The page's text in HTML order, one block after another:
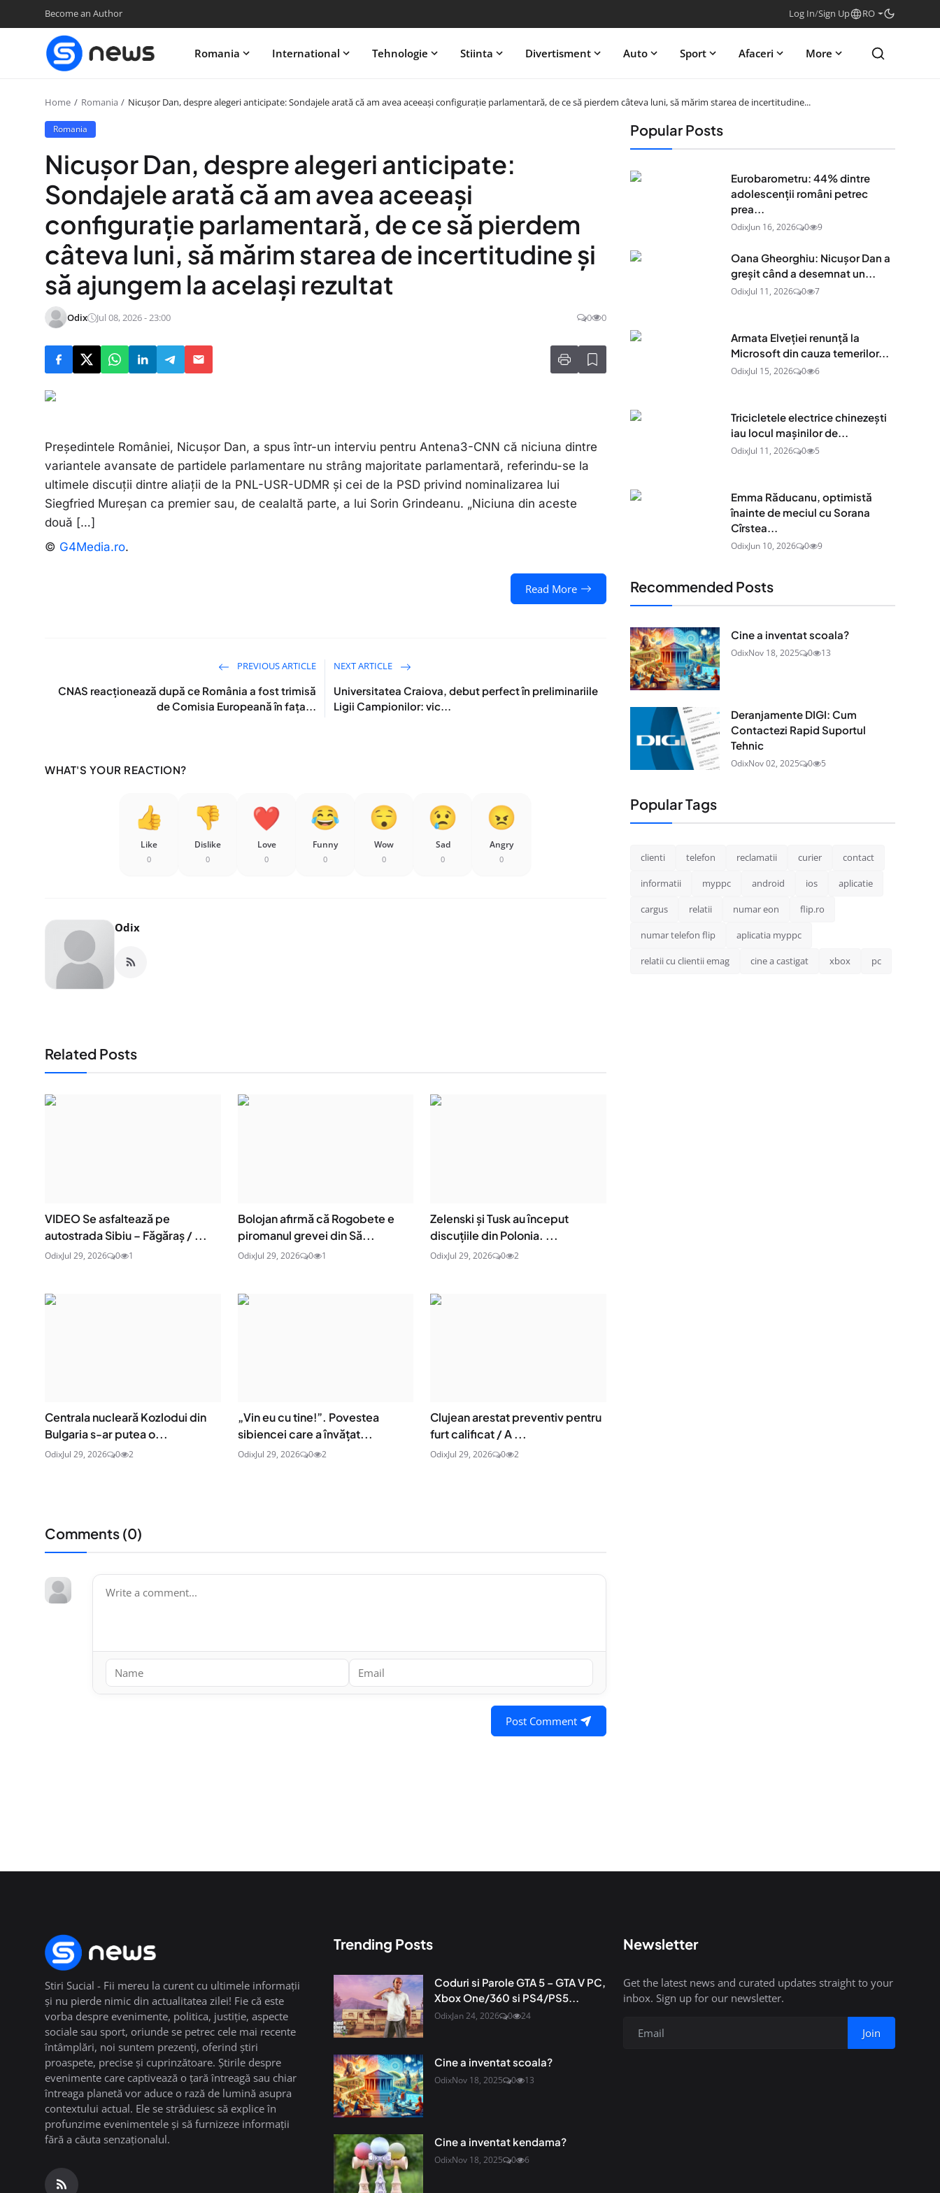
Become an Author Log In/Sign Up RO
Romania International Tehnologie Stiinta Divertisment Auto Sport Afaceri More
Home Romania Nicușor Dan, despre alegeri anticipate: Sondajele arată că am avea aceeași configurație parlamentară, de ce să pierdem câteva luni, să mărim starea de incertitudine...
Romania
Nicușor Dan, despre alegeri anticipate:
Sondajele arată că am avea aceeași
configurație parlamentară, de ce să pierdem
câteva luni, să mărim starea de incertitudine și
să ajungem la același rezultat
Odix Jul 08, 2026 - 23:00 0 0
Președintele României, Nicușor Dan, a spus într-un interviu pentru Antena3-CNN că niciuna dintre
variantele avansate de partidele parlamentare nu strâng majoritate parlamentară, referindu-se la
ultimele discuții dintre aliații de la PNL-USR-UDMR și cei de la PSD privind nominalizarea lui
Siegfried Mureșan ca premier sau, de cealaltă parte, a lui Sorin Grindeanu. „Niciuna din aceste
două […]
© G4Media.ro.
Read More
PREVIOUS ARTICLE
CNAS reacționează după ce România a fost trimisă
de Comisia Europeană în fața...
NEXT ARTICLE
Universitatea Craiova, debut perfect în preliminariile
Ligii Campionilor: vic...
WHAT'S YOUR REACTION?
Like
0
Dislike
0
Love
0
Funny
0
Wow
0
Sad
0
Angry
0
Odix
Related Posts
VIDEO Se asfaltează pe
autostrada Sibiu – Făgăraș / ...
OdixJul 29, 2026 0 1
Bolojan afirmă că Rogobete e
piromanul grevei din Să...
OdixJul 29, 2026 0 1
Zelenski și Tusk au început
discuțiile din Polonia. ...
OdixJul 29, 2026 0 2
Centrala nucleară Kozlodui din
Bulgaria s-ar putea o...
OdixJul 29, 2026 0 2
„Vin eu cu tine!”. Povestea
sibiencei care a învățat...
OdixJul 29, 2026 0 2
Clujean arestat preventiv pentru
furt calificat / A ...
OdixJul 29, 2026 0 2
Comments (0)
Post Comment
Popular Posts
Eurobarometru: 44% dintre
adolescenţii români petrec
prea...
OdixJun 16, 2026 0 9
Oana Gheorghiu: Nicușor Dan a
greșit când a desemnat un...
OdixJul 11, 2026 0 7
Armata Elveției renunță la
Microsoft din cauza temerilor...
OdixJul 15, 2026 0 6
Tricicletele electrice chinezești
iau locul mașinilor de...
OdixJul 11, 2026 0 5
Emma Răducanu, optimistă
înainte de meciul cu Sorana
Cîrstea...
OdixJun 10, 2026 0 9
Recommended Posts
Cine a inventat scoala?
OdixNov 18, 2025 0 13
Deranjamente DIGI: Cum
Contactezi Rapid Suportul
Tehnic
OdixNov 02, 2025 0 5
Popular Tags
clienti telefon reclamatii curier contact
informatii myppc android ios aplicatie
cargus relatii numar eon flip.ro
numar telefon flip aplicatia myppc
relatii cu clientii emag cine a castigat xbox pc
Stiri Sucial - Fii mereu la curent cu ultimele informații
și nu pierde nimic din actualitatea zilei! Fie că este
vorba despre evenimente, politica, justiție, aspecte
sociale sau sport, oriunde se petrec cele mai recente
întâmplări, noi suntem prezenți, oferind știri
proaspete, precise și cuprinzătoare. Știrile despre
evenimente care captivează o țară întreagă sau chiar
întreaga planetă vor aduce o rază de lumină asupra
contextului actual. Ele se străduiesc să explice în
profunzime evenimentele și să furnizeze informații
fără a căuta senzaționalul.
Trending Posts
Coduri si Parole GTA 5 – GTA V PC,
Xbox One/360 si PS4/PS5...
OdixJan 24, 2026 0 24
Cine a inventat scoala?
OdixNov 18, 2025 0 13
Cine a inventat kendama?
OdixNov 18, 2025 0 6
Newsletter
Get the latest news and curated updates straight to your
inbox. Sign up for our newsletter.
Join